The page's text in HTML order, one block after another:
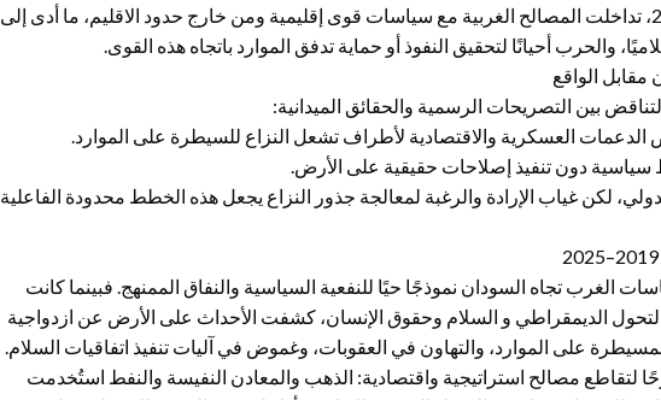
• التنافس الإقليمي والدولي: منذ 2019، تداخلت المصالح الغربية مع سياسات قوى إقليمية ومن خارج حدود الاقليم، ما أدى إلى
والحرب أحيانًا لتحقيق النفوذ أو حماية تدفق الموارد باتجاه هذه القوى.
الواقع
بين التصريحات الرسمية والحقائق الميدانية:
الدعمات العسكرية والاقتصادية لأطراف تشعل النزاع للسيطرة على الموارد.
سياسية دون تنفيذ إصلاحات حقيقية على الأرض.
لكن غياب الإرادة والرغبة لمعالجة جذور النزاع يجعل هذه الخطط محدودة الفاعلية
و2025، أظهرت سياسات الغرب تجاه السودان نموذجًا حيًا للنفعية السياسية والنفاق الممنهج. فبينما كانت
الديمقراطي و السلام وحقوق الإنسان، كشفت الأحداث على الأرض عن ازدواجية
على الموارد، والتهاون في العقوبات، وغموض في آليات تنفيذ اتفاقيات السلام.
لتقاطع مصالح استراتيجية واقتصادية: الذهب والمعادن النفيسة والنفط استُخدمت